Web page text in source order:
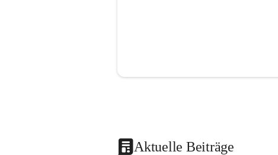
Aktuelle Beiträge